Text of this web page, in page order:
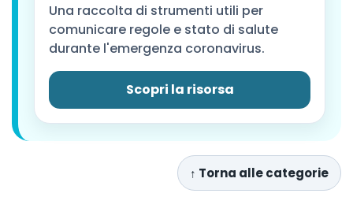
Una raccolta di strumenti utili per
comunicare regole e stato di salute
durante l'emergenza coronavirus.
Scopri la risorsa
↑ Torna alle categorie